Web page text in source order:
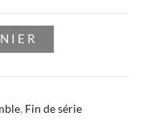
, Fin de série